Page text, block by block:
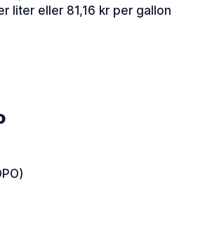
liter eller 81,16 kr per gallon